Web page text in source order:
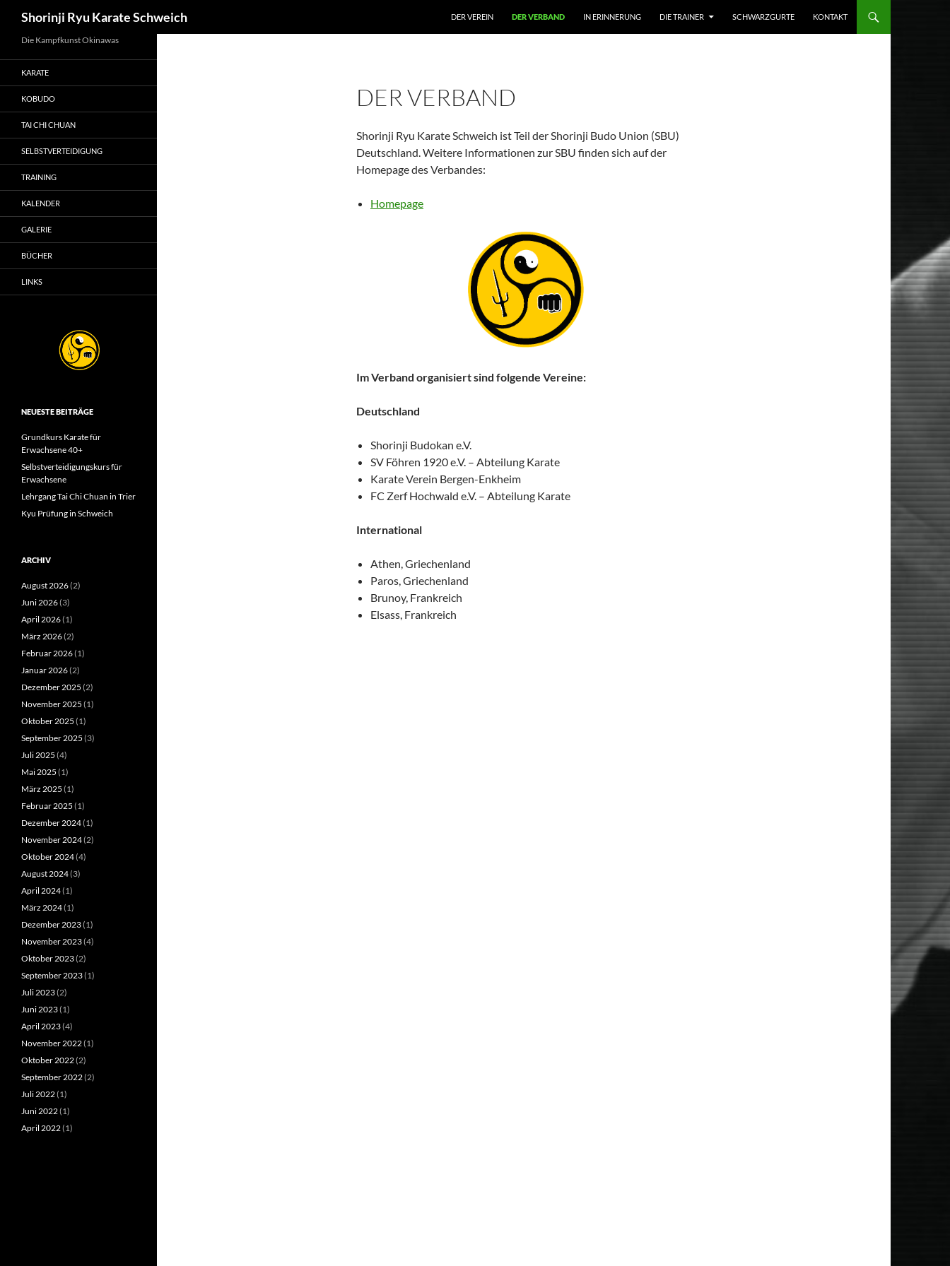
Inhalt
springen
Shorinji Ryu Karate Schweich DER VEREIN DER VERBAND IN ERINNERUNG DIE TRAINER SCHWARZGURTE KONTAKT
DER VERBAND
Shorinji Ryu Karate Schweich ist Teil der Shorinji Budo Union (SBU)
Deutschland. Weitere Informationen zur SBU finden sich auf der
Homepage des Verbandes:
Homepage
Im Verband organisiert sind folgende Vereine:
Deutschland
Shorinji Budokan e.V.
SV Föhren 1920 e.V. – Abteilung Karate
Karate Verein Bergen-Enkheim
FC Zerf Hochwald e.V. – Abteilung Karate
International
Athen, Griechenland
Paros, Griechenland
Brunoy, Frankreich
Elsass, Frankreich
Die Kampfkunst Okinawas
KARATE
KOBUDO
TAI CHI CHUAN
SELBSTVERTEIDIGUNG
TRAINING
KALENDER
GALERIE
BÜCHER
LINKS
NEUESTE BEITRÄGE
Grundkurs Karate für
Erwachsene 40+
Selbstverteidigungskurs für
Erwachsene
Lehrgang Tai Chi Chuan in Trier
Kyu Prüfung in Schweich
ARCHIV
August 2026(2)
Juni 2026(3)
April 2026(1)
März 2026(2)
Februar 2026(1)
Januar 2026(2)
Dezember 2025 (2)
November 2025 (1)
Oktober 2025 (1)
September 2025 (3)
Juli 2025 (4)
Mai 2025 (1)
März 2025 (1)
Februar 2025 (1)
Dezember 2024(1)
November 2024(2)
Oktober 2024(4)
August 2024(3)
April 2024(1)
März 2024(1)
Dezember 2023(1)
November 2023(4)
Oktober 2023(2)
September 2023(1)
Juli 2023(2)
Juni 2023(1)
April 2023(4)
November 2022(1)
Oktober 2022(2)
September 2022(2)
Juli 2022(1)
Juni 2022(1)
April 2022(1)